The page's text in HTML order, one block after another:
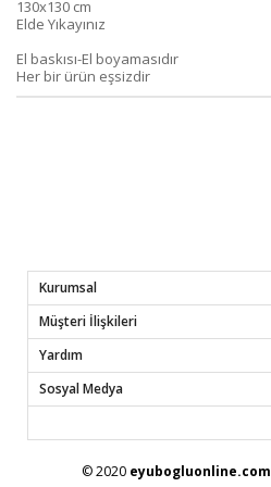
130x130 cm
Elde Yıkayınız
El baskısı-El boyamasıdır
Her bir ürün eşsizdir
Kurumsal
Müşteri İlişkileri
Yardım
Sosyal Medya
© 2020 eyubogluonline.com